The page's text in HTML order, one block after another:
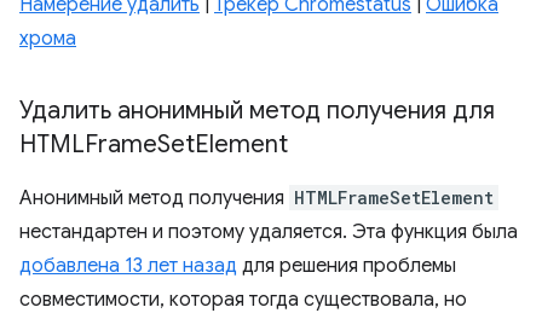
Намерение удалить Трекер Chromestatus
Ошибка
хрома
Удалить анонимный метод получения для
HTMLFrameSetElement
Анонимный метод получения HTMLFrameSetElement
нестандартен и поэтому удаляется. Эта функция была
добавлена ​​13 лет назад для решения проблемы
совместимости, которая тогда существовала, но